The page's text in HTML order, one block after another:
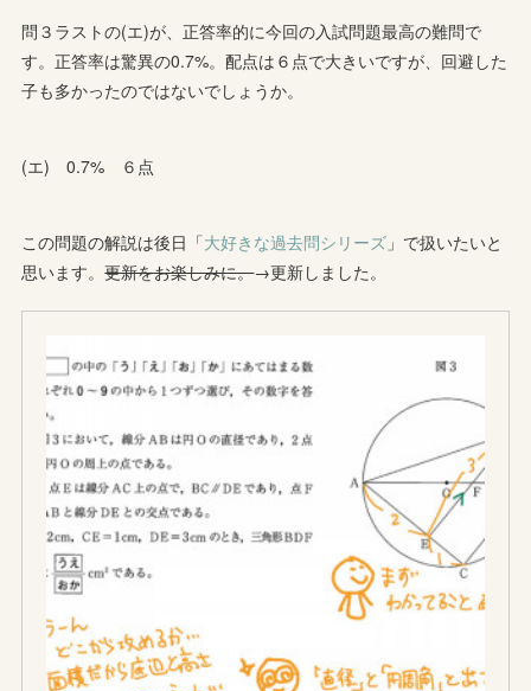
問３ラストの(エ)が、正答率的に今回の入試問題最高の難問で
す。正答率は驚異の0.7%。配点は６点で大きいですが、回避した
子も多かったのではないでしょうか。
(エ) 0.7% ６点
この問題の解説は後日「大好きな過去問シリーズ 」で扱いたいと
思います。更新をお楽しみに。→更新しました。